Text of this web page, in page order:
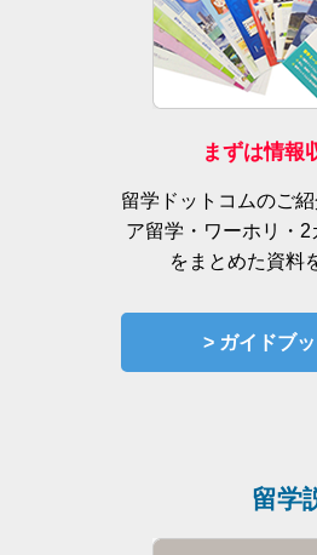
まずは情報
留学ドットコムのご
ア留学・ワーホリ・
をまとめた資料
> ガイドブ
留学